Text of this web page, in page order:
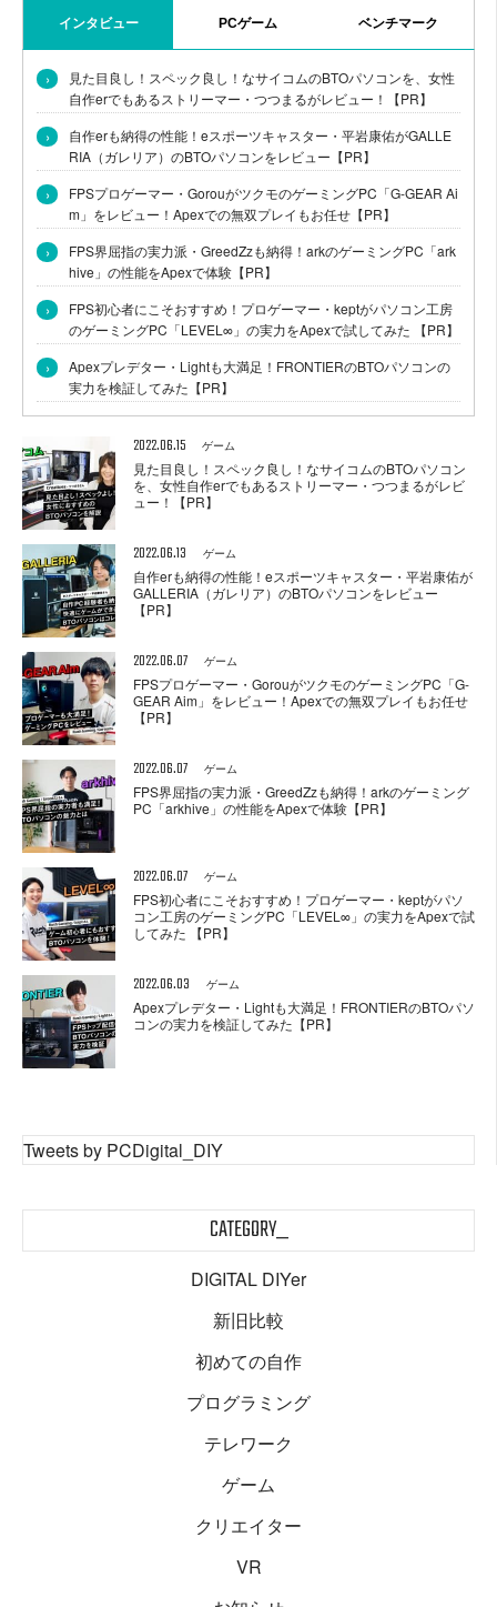
インタビュー PCゲーム ベンチマーク
›
見た目良し！スペック良し！なサイコムのBTOパソコンを、女性
自作erでもあるストリーマー・つつまるがレビュー！【PR】
›
自作erも納得の性能！eスポーツキャスター・平岩康佑がGALLE
RIA（ガレリア）のBTOパソコンをレビュー【PR】
›
FPSプロゲーマー・GorouがツクモのゲーミングPC「G-GEAR Ai
m」をレビュー！Apexでの無双プレイもお任せ【PR】
›
FPS界屈指の実力派・GreedZzも納得！arkのゲーミングPC「ark
hive」の性能をApexで体験【PR】
›
FPS初心者にこそおすすめ！プロゲーマー・keptがパソコン工房
のゲーミングPC「LEVEL∞」の実力をApexで試してみた 【PR】
›
Apexプレデター・Lightも大満足！FRONTIERのBTOパソコンの
実力を検証してみた【PR】
2022.06.15 ゲーム
見た目良し！スペック良し！なサイコムのBTOパソコン
を、女性自作erでもあるストリーマー・つつまるがレビ
ュー！【PR】
2022.06.13 ゲーム
自作erも納得の性能！eスポーツキャスター・平岩康佑が
GALLERIA（ガレリア）のBTOパソコンをレビュー
【PR】
2022.06.07 ゲーム
FPSプロゲーマー・GorouがツクモのゲーミングPC「G-
GEAR Aim」をレビュー！Apexでの無双プレイもお任せ
【PR】
2022.06.07 ゲーム
FPS界屈指の実力派・GreedZzも納得！arkのゲーミング
PC「arkhive」の性能をApexで体験【PR】
2022.06.07 ゲーム
FPS初心者にこそおすすめ！プロゲーマー・keptがパソ
コン工房のゲーミングPC「LEVEL∞」の実力をApexで試
してみた 【PR】
2022.06.03 ゲーム
Apexプレデター・Lightも大満足！FRONTIERのBTOパソ
コンの実力を検証してみた【PR】
Tweets by PCDigital_DIY
CATEGORY_
DIGITAL DIYer
新旧比較
初めての自作
プログラミング
テレワーク
ゲーム
クリエイター
VR